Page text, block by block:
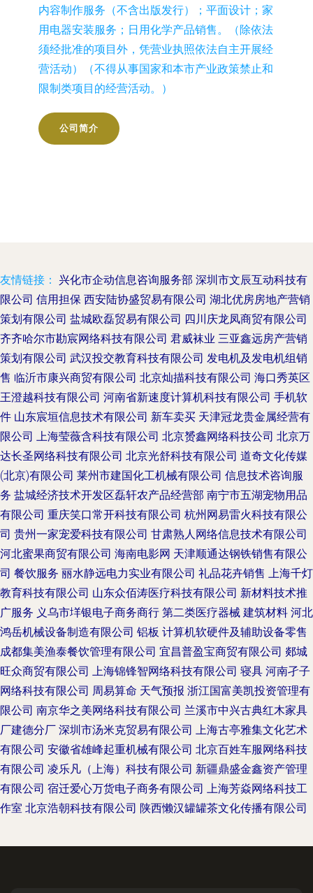
内容制作服务（不含出版发行）；平面设计；家
用电器安装服务；日用化学产品销售。（除依法
须经批准的项目外，凭营业执照依法自主开展经
营活动）（不得从事国家和本市产业政策禁止和
限制类项目的经营活动。）
公司简介
友情链接： 兴化市企动信息咨询服务部 深圳市文辰互动科技有
限公司 信用担保 西安陆协盛贸易有限公司 湖北优房房地产营销
策划有限公司 盐城欧磊贸易有限公司 四川庆龙凤商贸有限公司
齐齐哈尔市勘宸网络科技有限公司 君威袜业 三亚鑫远房产营销
策划有限公司 武汉投交教育科技有限公司 发电机及发电机组销
售 临沂市康兴商贸有限公司 北京灿描科技有限公司 海口秀英区
王澄越科技有限公司 河南省新速度计算机科技有限公司 手机软
件 山东宸垣信息技术有限公司 新车卖买 天津冠龙贵金属经营有
限公司
上海莹薇含科技有限公司 北京赟鑫网络科技公司 北京万
达长圣网络科技有限公司 北京光舒科技有限公司 道奇文化传媒
(北京)有限公司 莱州市建国化工机械有限公司 信息技术咨询服
务 盐城经济技术开发区磊轩农产品经营部 南宁市五湖宠物用品
有限公司 重庆笑口常开科技有限公司 杭州网易雷火科技有限公
司 贵州一家宠爱科技有限公司 甘肃熟人网络信息技术有限公司
河北蜜果商贸有限公司 海南电影网 天津顺通达钢铁销售有限公
司 餐饮服务 丽水静远电力实业有限公司 礼品花卉销售
上海千灯
教育科技有限公司 山东众佰涛医疗科技有限公司 新材料技术推
广服务 义乌市垟银电子商务商行 第二类医疗器械 建筑材料 河北
鸿岳机械设备制造有限公司 铝板 计算机软硬件及辅助设备零售
成都集美渔泰餐饮管理有限公司 宜昌普盈宝商贸有限公司 郯城
旺众商贸有限公司
上海锦锋智网络科技有限公司 寝具 河南孑子
网络科技有限公司 周易算命 天气预报 浙江国富美凯投资管理有
限公司 南京华之美网络科技有限公司 兰溪市中兴古典红木家具
厂建德分厂 深圳市汤米克贸易有限公司
上海古亭雅集文化艺术
有限公司 安徽省雄峰起重机械有限公司 北京百姓车服网络科技
有限公司 凌乐凡（上海）科技有限公司 新疆鼎盛金鑫资产管理
有限公司 宿迁爱心万货电子商务有限公司
上海芳焱网络科技工
作室 北京浩朝科技有限公司 陕西懒汉罐罐茶文化传播有限公司